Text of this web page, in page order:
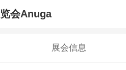
会Anuga
展会信息